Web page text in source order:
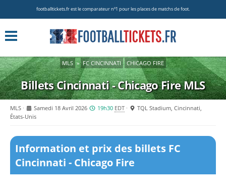
footballtickets.fr est le comparateur nº1 pour les places de matchs de foot.
MLS » FC CINCINNATI CHICAGO FIRE
Billets Cincinnati - Chicago FireMLS
MLS Samedi 18 Avril 2026 19h30 EDT
TQL Stadium, Cincinnati,
États-Unis
Information et prix des billets FC
Cincinnati - Chicago Fire